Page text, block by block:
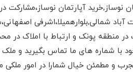
نوساز,خرید آپارتمان
شمالی,بلوارهمیلا،اشرفی
در منطقه پونک و ارتباط با املاک در
با شماره های ما تماس بگیرید و
مجرب و مطمئن خیال شمارا در امور